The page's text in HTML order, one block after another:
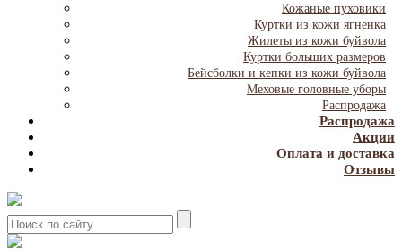
Кожаные пуховики
Куртки из кожи ягненка
Жилеты из кожи буйвола
Куртки больших размеров
Бейсболки и кепки из кожи буйвола
Меховые головные уборы
Распродажа
Распродажа
Акции
Оплата и доставка
Отзывы